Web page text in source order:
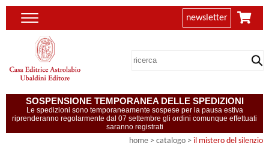
newsletter
SOSPENSIONE TEMPORANEA DELLE SPEDIZIONI
Le spedizioni sono temporaneamente sospese per la pausa estiva
riprenderanno regolarmente dal 07 settembre gli ordini comunque effettuati
saranno registrati
home > catalogo > il mistero del silenzio